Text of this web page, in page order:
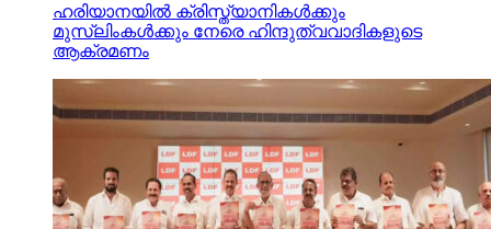
ഹരിയാനയില്‍ ക്രിസ്ത്യാനികള്‍ക്കും
മുസ്‌ലിംകള്‍ക്കും നേരെ ഹിന്ദുത്വവാദികളുടെ
ആക്രമണം